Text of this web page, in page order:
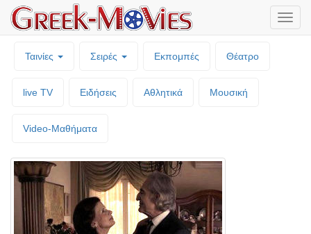
Ταινίες Σειρές Εκπομπές Θέατρο
live TV Ειδήσεις Αθλητικά Μουσική
Video-Mαθήματα